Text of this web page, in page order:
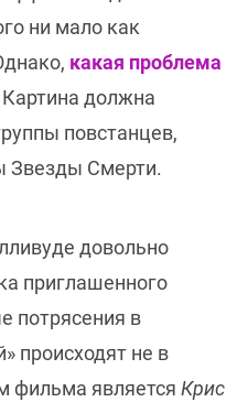
ни мало как
какая проблема
Картина должна
повстанцев,
Звезды Смерти.
довольно
приглашенного
потрясения в
происходят не в
фильма является Крис